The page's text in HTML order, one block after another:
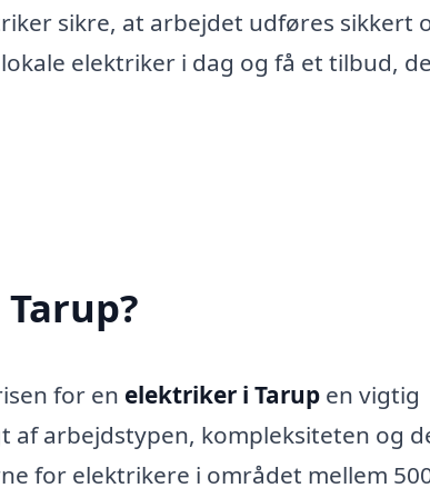
sikre, at arbejdet udføres sikkert
elektriker i dag og få et tilbud,
for en elektriker i Tarup en vigtig
arbejdstypen, kompleksiteten og
for elektrikere i området mellem